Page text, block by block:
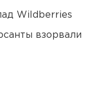
Wildberries
взорвали